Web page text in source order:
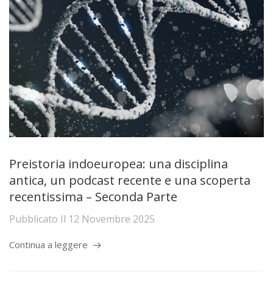
Preistoria indoeuropea: una disciplina
antica, un podcast recente e una scoperta
recentissima – Seconda Parte
Pubblicato Il 12 Novembre 2025
Continua a leggere